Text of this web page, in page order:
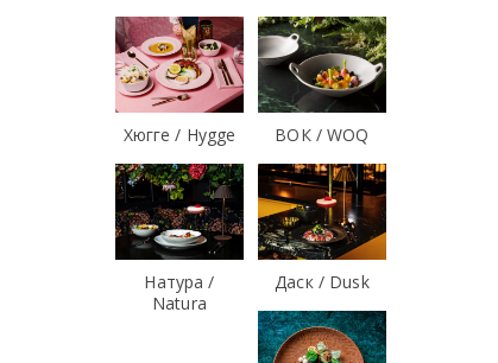
Хюгге / Hygge ВОК / WOQ
Натура /
Natura
Даск / Dusk